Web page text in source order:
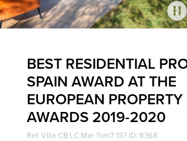
BEST RESIDENTIAL
SPAIN AWARD AT THE
EUROPEAN PROPERTY
AWARDS 2019-2020
Ref. Villa CB LC Mar Tom7 137 ID: 8368